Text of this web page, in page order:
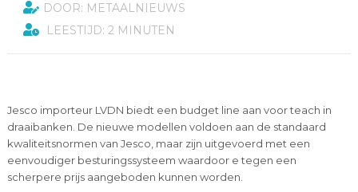
DOOR: METAALNIEUWS
LEESTIJD: 2 MINUTEN
Jesco importeur LVDN biedt een budget line aan voor teach in
draaibanken. De nieuwe modellen voldoen aan de standaard
kwaliteitsnormen van Jesco, maar zijn uitgevoerd met een
eenvoudiger besturingssysteem waardoor e tegen een
scherpere prijs aangeboden kunnen worden.